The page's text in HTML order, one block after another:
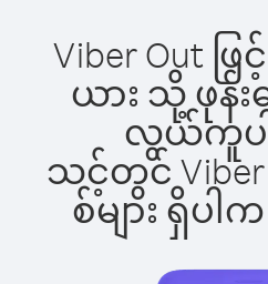
Viber Out ဖ
ယား သို့ ဖုန်း
လွယ်ကူပ
သင့်တွင်
စ်များ ရှိပ